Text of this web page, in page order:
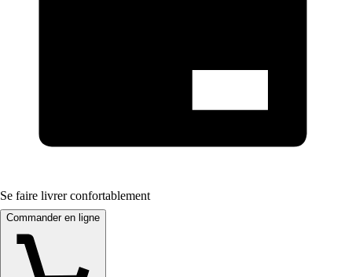
Se faire livrer confortablement
Commander en ligne